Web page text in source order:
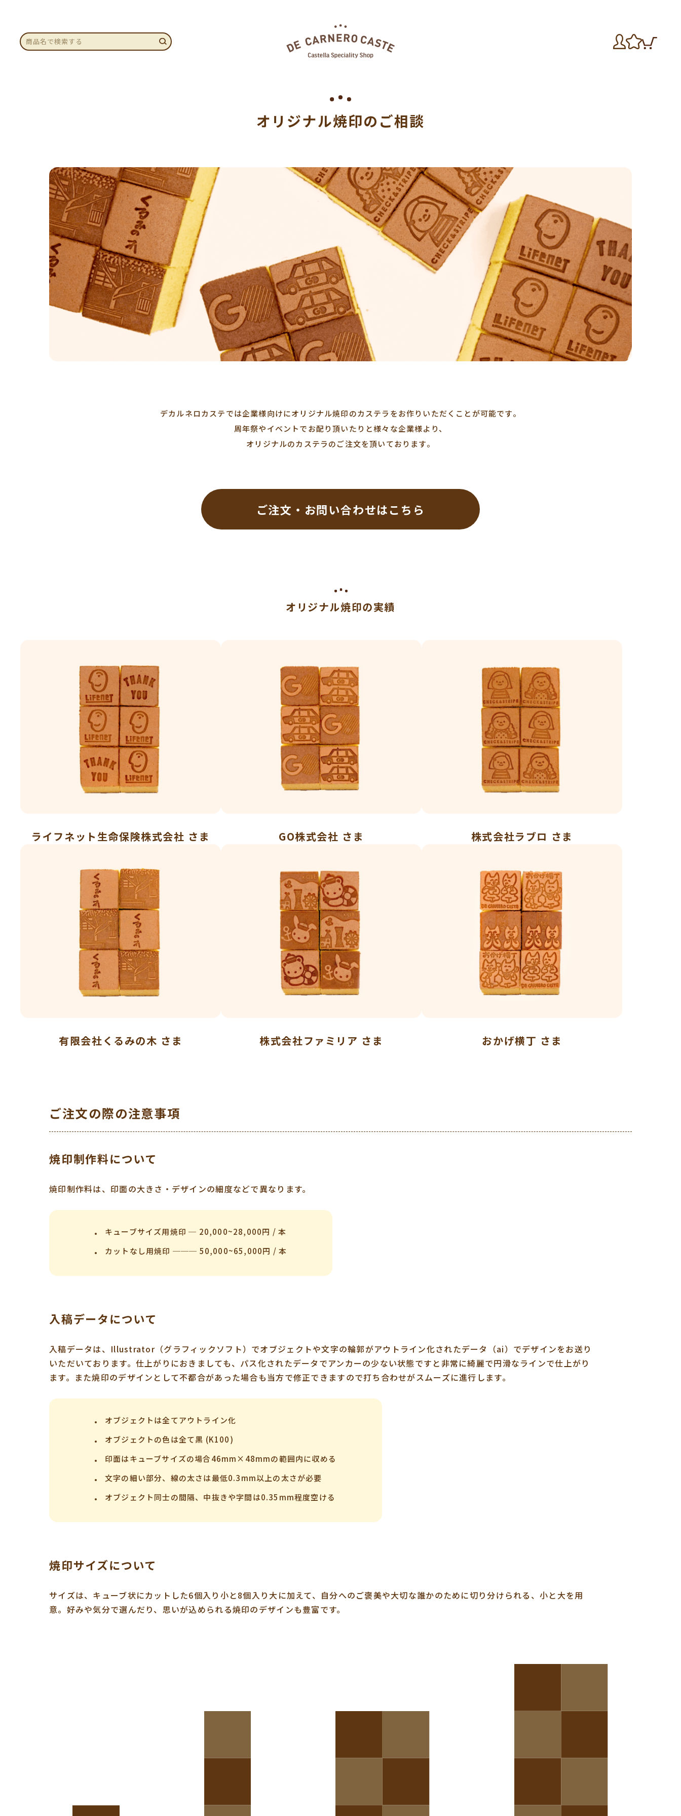
オリジナル焼印のご相談
デカルネロカステでは企業様向けにオリジナル焼印のカステラをお作りいただくことが可能です。
周年祭やイベントでお配り頂いたりと様々な企業様より、
オリジナルのカステラのご注文を頂いております。
ご注文・お問い合わせはこちら
オリジナル焼印の実績
ライフネット生命保険株式会社 さま GO株式会社 さま 株式会社ラブロ さま
有限会社くるみの木 さま 株式会社ファミリア さま おかげ横丁 さま
ご注文の際の注意事項
焼印制作料について
焼印制作料は、印面の大きさ・デザインの細度などで異なります。
キューブサイズ用焼印 ─ 20,000~28,000円 / 本
カットなし用焼印 ─── 50,000~65,000円 / 本
入稿データについて
入稿データは、Illustrator（グラフィックソフト）でオブジェクトや文字の輪郭がアウトライン化されたデータ（ai）でデザインをお送り
いただいております。仕上がりにおきましても、パス化されたデータでアンカーの少ない状態ですと非常に綺麗で円滑なラインで仕上がり
ます。また焼印のデザインとして不都合があった場合も当方で修正できますので打ち合わせがスムーズに進行します。
オブジェクトは全てアウトライン化
オブジェクトの色は全て黒 (K100)
印面はキューブサイズの場合46mm×48mmの範囲内に収める
文字の細い部分、線の太さは最低0.3mm以上の太さが必要
オブジェクト同士の間隔、中抜きや字間は0.35mm程度空ける
焼印サイズについて
サイズは、キューブ状にカットした6個入り小と8個入り大に加えて、自分へのご褒美や大切な誰かのために切り分けられる、小と大を用
意。好みや気分で選んだり、思いが込められる焼印のデザインも豊富です。